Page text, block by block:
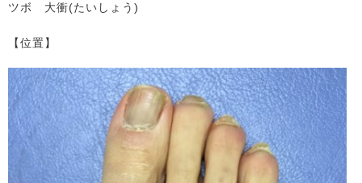
ツボ 大衝(たいしょう)
【位置】